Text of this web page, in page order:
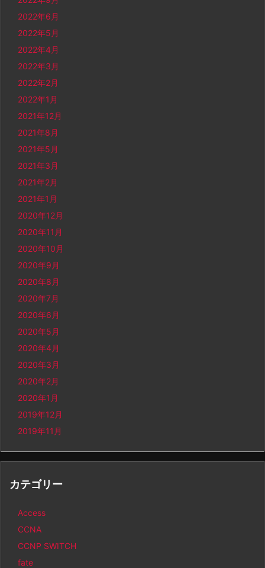
2022年6月
2022年5月
2022年4月
2022年3月
2022年2月
2022年1月
2021年12月
2021年8月
2021年5月
2021年3月
2021年2月
2021年1月
2020年12月
2020年11月
2020年10月
2020年9月
2020年8月
2020年7月
2020年6月
2020年5月
2020年4月
2020年3月
2020年2月
2020年1月
2019年12月
2019年11月
カテゴリー
Access
CCNA
CCNP SWITCH
fate